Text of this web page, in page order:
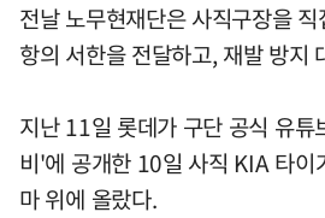
전날 노무현재단은 사직구장을
항의 서한을 전달하고, 재발 방지
지난 11일 롯데가 구단 공식 유튜
비'에 공개한 10일 사직 KIA 타이
마 위에 올랐다.